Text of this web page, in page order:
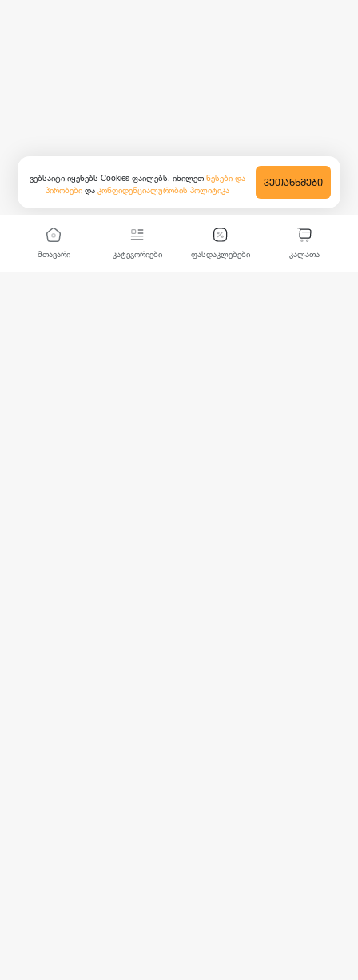
მთავარი კატეგორიები ფასდაკლებები კალათა
ვებსაიტი იყენებს Cookies ფაილებს. იხილეთ წესები და
პირობები და კონფიდენციალურობის პოლიტიკა
ᲕᲔᲗᲐᲜᲮᲛᲔᲑᲘ